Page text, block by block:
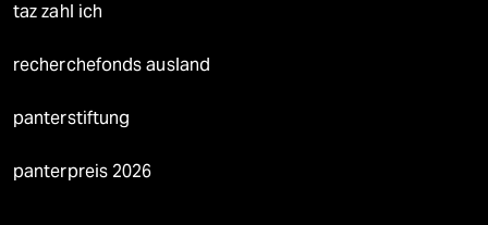
taz zahl ich
recherchefonds ausland
panterstiftung
panterpreis 2026